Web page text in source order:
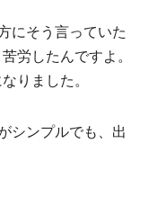
にそう言っていた
労したんですよ。
りました。
シンプルでも、出